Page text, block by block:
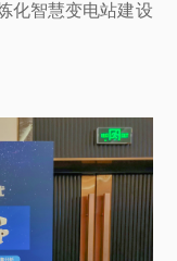
化智慧变电站建设